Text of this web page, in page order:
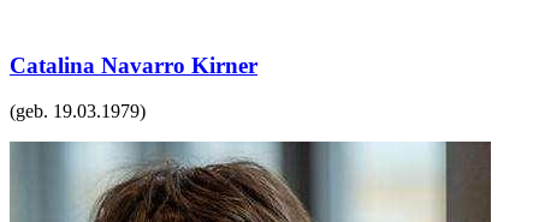
Catalina Navarro Kirner
(geb. 19.03.1979)